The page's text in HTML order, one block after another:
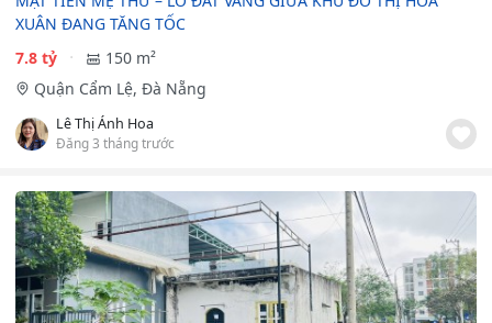
XUÂN ĐANG TĂNG TỐC
7.8 tỷ
150 m²
Quận Cẩm Lệ, Đà Nẵng
Lê Thị Ánh Hoa
Đăng 3 tháng trước